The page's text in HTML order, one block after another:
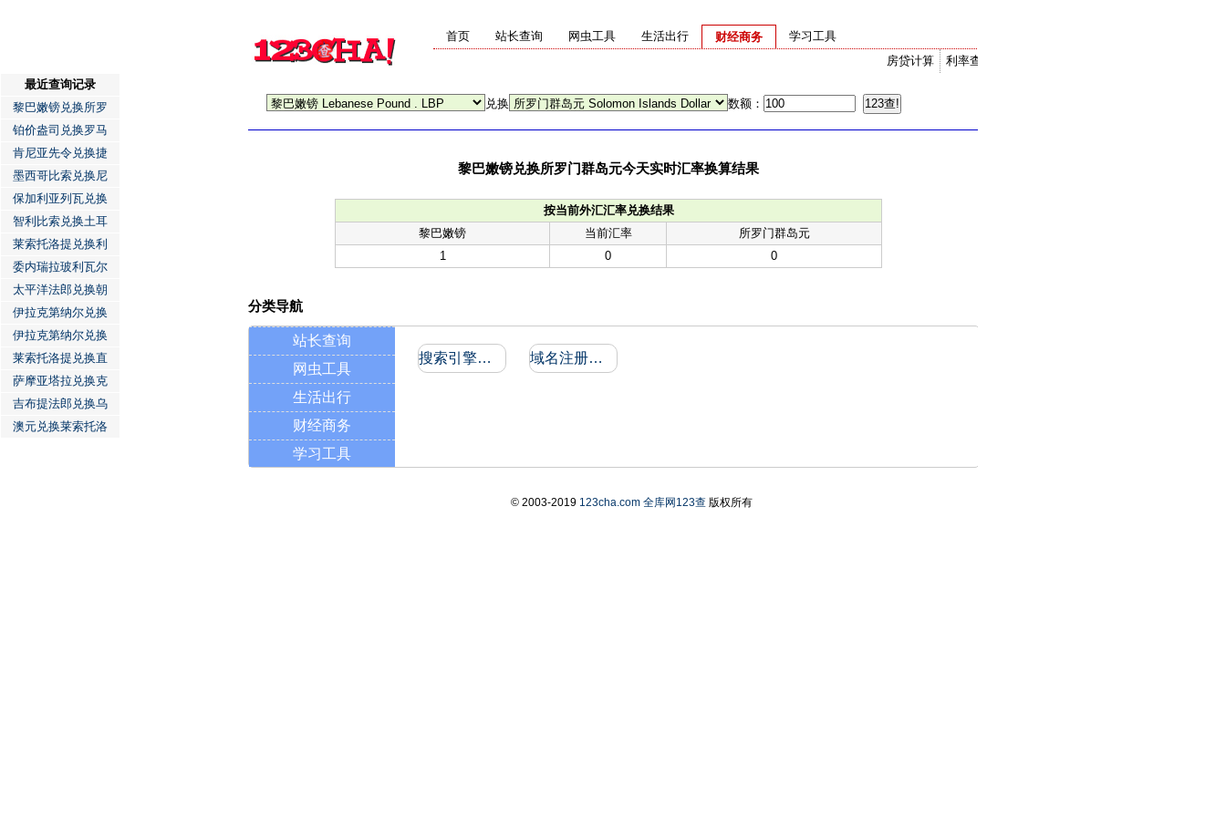
首页 站长查询 网虫工具 生活出行
财经商务
利率查询
房贷计算
学习工具
兑换 数额：
黎巴嫩镑兑换所罗门群岛元今天实时汇率换算结果
按当前外汇汇率兑换结果
黎巴嫩镑
当前汇率
所罗门群岛元
1
0 0
最近查询记录
黎巴嫩镑兑换所罗
铂价盎司兑换罗马
肯尼亚先令兑换捷
墨西哥比索兑换尼
保加利亚列瓦兑换
智利比索兑换土耳
莱索托洛提兑换利
委内瑞拉玻利瓦尔
太平洋法郎兑换朝
伊拉克第纳尔兑换
伊拉克第纳尔兑换
莱索托洛提兑换直
萨摩亚塔拉兑换克
吉布提法郎兑换乌
澳元兑换莱索托洛
分类导航
站长查询
网虫工具
生活出行
财经商务
学习工具
搜索引擎收录和反向链接 域名注册信息
© 2003-2019 123cha.com 全库网123查版权所有